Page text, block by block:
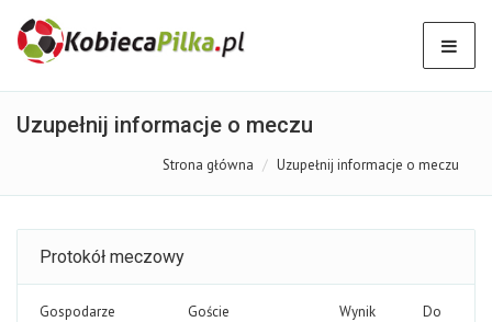
Uzupełnij informacje o meczu
Strona główna Uzupełnij informacje o meczu
Protokół meczowy
Gospodarze Goście Wynik
Do